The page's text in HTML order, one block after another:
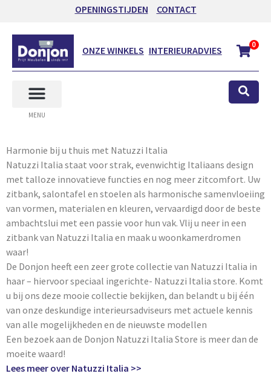
OPENINGSTIJDEN CONTACT
ONZE WINKELS INTERIEURADVIES 0
MENU
Harmonie bij u thuis met Natuzzi Italia
Natuzzi Italia staat voor strak, evenwichtig Italiaans design
met talloze innovatieve functies en nog meer zitcomfort. Uw
zitbank, salontafel en stoelen als harmonische samenvloeiing
van vormen, materialen en kleuren, vervaardigd door de beste
ambachtslui met een passie voor hun vak. Vlij u neer in een
zitbank van Natuzzi Italia en maak u woonkamerdromen
waar!
De Donjon heeft een zeer grote collectie van Natuzzi Italia in
haar – hiervoor speciaal ingerichte- Natuzzi Italia store. Komt
u bij ons deze mooie collectie bekijken, dan belandt u bij één
van onze deskundige interieursadviseurs met actuele kennis
van alle mogelijkheden en de nieuwste modellen
Een bezoek aan de Donjon Natuzzi Italia Store is meer dan de
moeite waard!
Lees meer over Natuzzi Italia >>